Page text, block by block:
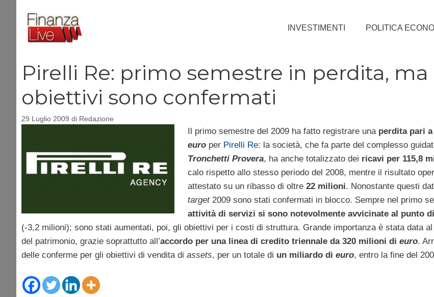
contenuto
INVESTIMENTI POLITICA
Pirelli Re: primo semestre in perdita, ma
obiettivi sono confermati
29 Luglio 2009 di Redazione
Il primo semestre del 2009 ha fatto registrare una perdita pari
europer Pirelli Re: la società, che fa parte del complesso
Tronchetti Provera, ha anche totalizzato dei ricavi per 115,8
calo rispetto allo stesso periodo del 2008, mentre il risultato
attestato su un ribasso di oltre 22 milioni. Nonostante questi
target2009 sono stati confermati in blocco. Sempre nel primo
attività di servizi si sono notevolmente avvicinate al punto di
(-3,2 milioni); sono stati aumentati, poi, gli obiettivi per i costi di struttura. Grande importanza è stata data
del patrimonio, grazie soprattutto all’accordo per una linea di credito triennale da 320 milioni di euro.
delle conferme per gli obiettivi di vendita di assets, per un totale di un miliardo di euro, entro la fine del